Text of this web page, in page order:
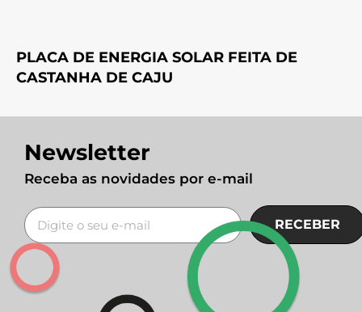
PLACA DE ENERGIA SOLAR FEITA DE
CASTANHA DE CAJU
Newsletter
Receba as novidades por e-mail
RECEBER